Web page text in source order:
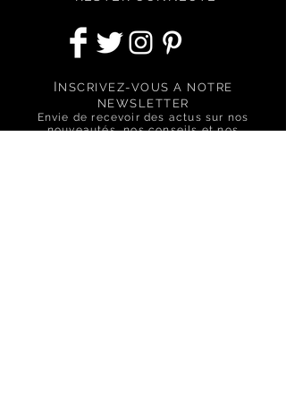
* test in vitro
pendant 3 semaines d’utilisation
I NSCRIVEZ-VOUS A NOTRE
NEWSLETTER
Envie de recevoir des actus sur nos
nouveautés, nos conseils et nos